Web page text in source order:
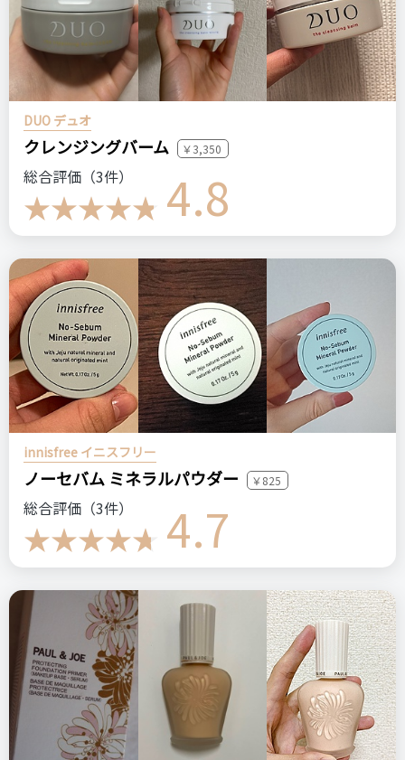
DUO デュオ
クレンジングバーム ￥3,350
総合評価（3件） 4.8
innisfree イニスフリー
ノーセバム ミネラルパウダー ￥825
総合評価（3件） 4.7